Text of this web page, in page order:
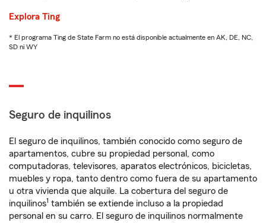
Explora Ting
* El programa Ting de State Farm no está disponible actualmente en AK, DE, NC,
SD ni WY
Seguro de inquilinos
El seguro de inquilinos, también conocido como seguro de
apartamentos, cubre su propiedad personal, como
computadoras, televisores, aparatos electrónicos, bicicletas,
muebles y ropa, tanto dentro como fuera de su apartamento
u otra vivienda que alquile. La cobertura del seguro de
inquilinos1 también se extiende incluso a la propiedad
personal en su carro. El seguro de inquilinos normalmente